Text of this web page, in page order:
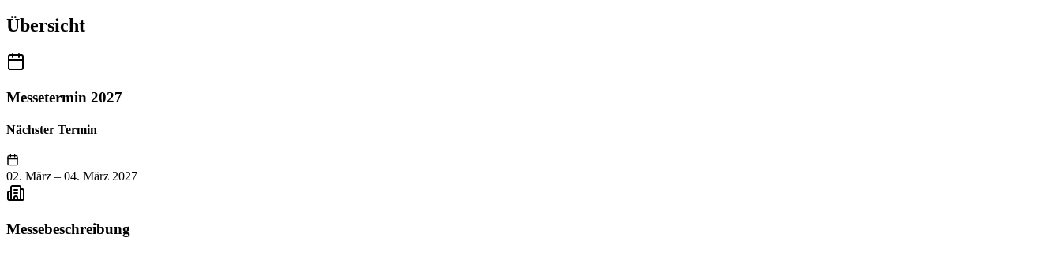
Übersicht
Messetermin 2027
Nächster Termin
02. März – 04. März 2027
Messebeschreibung